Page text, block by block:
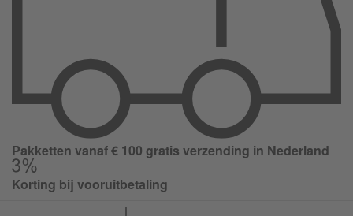
Pakketten vanaf € 100 gratis verzending in Nederland
Korting bij vooruitbetaling